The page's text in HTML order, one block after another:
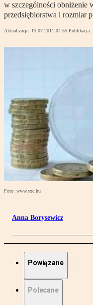
w szczególności obniżenie
przedsiębiorstwa i rozmiar
Aktualizacja: 15.07.2011 04:55 Publikacja:
Foto: www.sxc.hu
Anna Borysewicz
Powiązane
Polecane